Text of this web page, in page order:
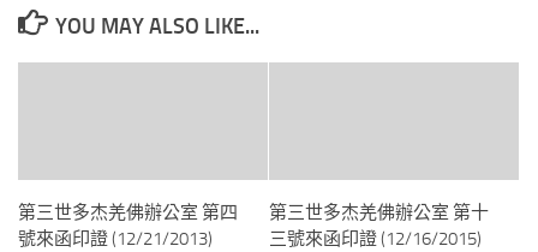
YOU MAY ALSO LIKE...
第三世多杰羌佛辦公室 第四
號來函印證 (12/21/2013)
第三世多杰羌佛辦公室 第十
三號來函印證 (12/16/2015)